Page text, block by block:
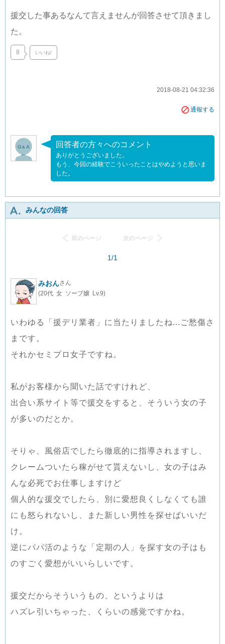
援交した事あるなんて言えませんが回答させて頂きまし
た。
8 いいね!
2018-08-21 04:32:36
通報する
回答者の方々へのコメント
ありがとうございました。
もう、今回の経験でこういったことはやめようと思いま
した。
みんなの回答
前のページ 次のページ
1/1
みおんさん
(20代 女 ソープ嬢 Lv.9)
いわゆる「援デリ業者」に当たりましたね...ご愁傷さ
まです。
それかセミプロ女子ですね。
私がお客様から聞いた話ですけれど、
出合い系サイト等で援交をすると、そういう女の子
が多いのだとか。
そりゃ、風俗店でしたら徹底的に指導されますし、
クレームついたら稼がせて貰えないし、女の子はみ
んな必死でお仕事しますけど
個人的な援交でしたら、別に愛想良くしなくても誰
にも怒られないし、また新しい男性を探せばいいだ
け。
逆にパパ活のような「定期の人」を探す女の子はも
のすごく愛想がいいらしいです。
援交だからそういうもの、というよりは
ハズレ引いちゃった、くらいの感覚ですかね。